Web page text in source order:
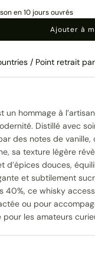
en 10 jours ouvrés
Ajouter à
/ Point retrait
un hommage à
Distillé avec
des notes de
sa texture légère
d’épices douces,
et subtilement
40%, ce whisky
ou pour
les amateurs